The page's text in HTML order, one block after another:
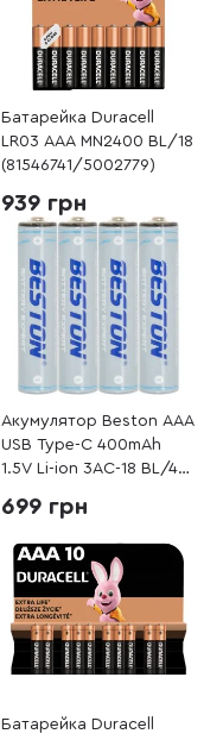
Батарейка Duracell
LR03 AAA MN2400 BL/18
(81546741/5002779)
939 грн
Акумулятор Beston AAA
USB Type-C 400mAh
1.5V Li-ion 3AC-18 BL/4
699 грн
Батарейка Duracell